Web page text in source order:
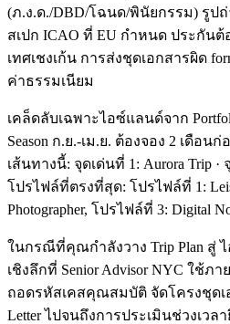
(ภ.ง.ด./DBD/โฉนด/พินัยกรรม) รูปถ่
สเปก ICAO ที่ EU กำหนด ประกันต้
เทศเชงเก้น การส่งชุดเอกสารผิด
ค่าธรรมเนียม
เคล็ดลับเฉพาะไอซ์แลนด์จาก
Season ก.ย.-เม.ย. ต้องจอง 2 เดือ
เส้นทางนี้: จุดเด่นที่ 1: Aurora Trip ·
โปรไฟล์ที่ตรงที่สุด: โปรไฟล์ที่ 1:
Photographer, โปรไฟล์ที่ 3: Digital
ในกรณีที่คุณกำลังวาง Trip Plan สู่
เชิงลึกที่ Senior Advisor NYC ใช้ภา
ถอดรหัสเคสคุณสมบัติ จัดโครงชุดเ
Letter ไปจนถึงการประเมินช่วงเว